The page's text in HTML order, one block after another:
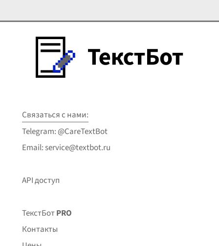
Связаться с нами:
Telegram: @CareTextBot
Email: service@textbot.ru
API доступ
ТекстБотPRO
Контакты